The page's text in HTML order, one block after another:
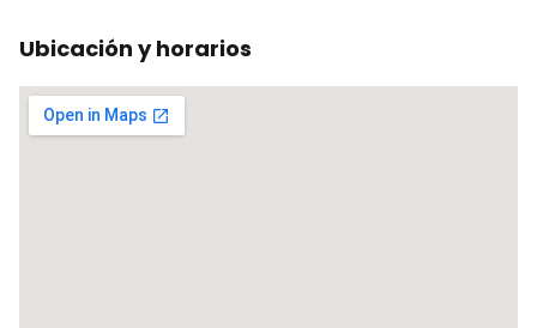
Ubicación y horarios